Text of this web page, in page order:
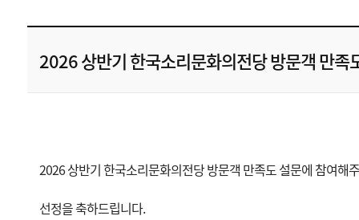
2026 상반기 한국소리문화의전당 방문객 만족
2026 상반기 한국소리문화의전당 방문객 만족도 설문에 참여해
선정을 축하드립니다.